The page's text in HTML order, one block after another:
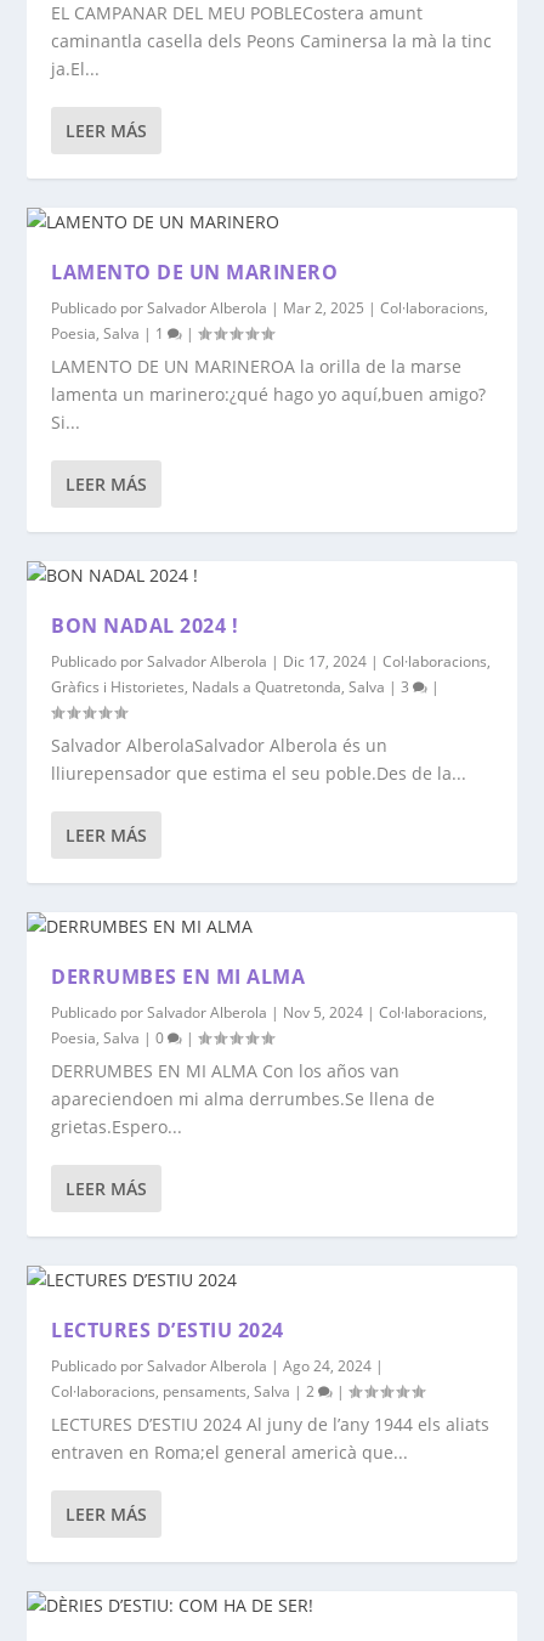
EL CAMPANAR DEL MEU POBLECostera amunt
caminantla casella dels Peons Caminersa la mà la tinc
ja.El...
LEER MÁS
LAMENTO DE UN MARINERO
Publicado porSalvador Alberola | Mar 2, 2025 |Col·laboracions,
Poesia,Salva | 1 |
LAMENTO DE UN MARINEROA la orilla de la marse
lamenta un marinero:¿qué hago yo aquí,buen amigo?
Si...
LEER MÁS
BON NADAL 2024 !
Publicado porSalvador Alberola | Dic 17, 2024 |Col·laboracions,
Gràfics i Historietes, Nadals a Quatretonda,Salva |3 |
Salvador AlberolaSalvador Alberola és un
lliurepensador que estima el seu poble.Des de la...
LEER MÁS
DERRUMBES EN MI ALMA
Publicado porSalvador Alberola | Nov 5, 2024 |Col·laboracions,
Poesia,Salva |0 |
DERRUMBES EN MI ALMA Con los años van
apareciendoen mi alma derrumbes.Se llena de
grietas.Espero...
LEER MÁS
LECTURES D’ESTIU 2024
Publicado porSalvador Alberola |Ago 24, 2024 |
Col·laboracions, pensaments,Salva |2 |
LECTURES D’ESTIU 2024 Al juny de l’any 1944 els aliats
entraven en Roma;el general americà que...
LEER MÁS